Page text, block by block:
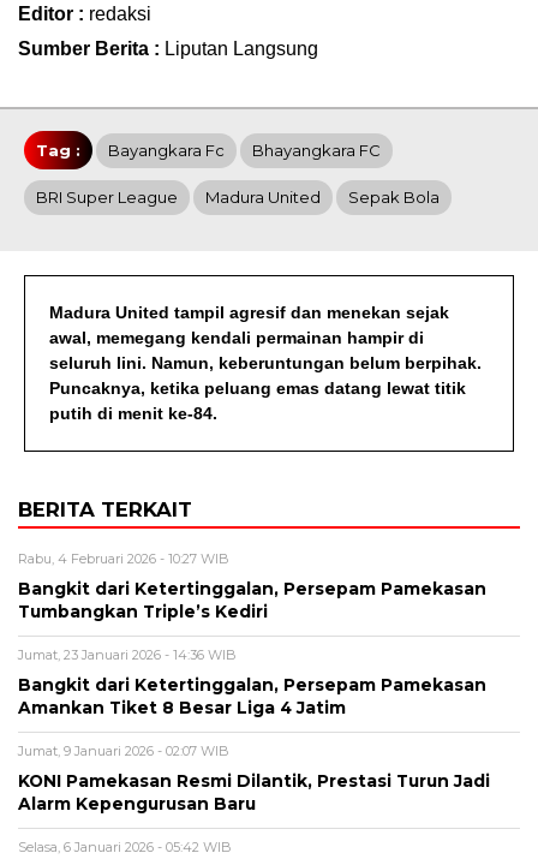
Editor : redaksi
Sumber Berita : Liputan Langsung
Tag : Bayangkara Fc Bhayangkara FC
BRI Super League Madura United Sepak Bola
Madura United tampil agresif dan menekan sejak
awal, memegang kendali permainan hampir di
seluruh lini. Namun, keberuntungan belum berpihak.
Puncaknya, ketika peluang emas datang lewat titik
putih di menit ke-84.
BERITA TERKAIT
Rabu, 4 Februari 2026 - 10:27 WIB
Bangkit dari Ketertinggalan, Persepam Pamekasan
Tumbangkan Triple’s Kediri
Jumat, 23 Januari 2026 - 14:36 WIB
Bangkit dari Ketertinggalan, Persepam Pamekasan
Amankan Tiket 8 Besar Liga 4 Jatim
Jumat, 9 Januari 2026 - 02:07 WIB
KONI Pamekasan Resmi Dilantik, Prestasi Turun Jadi
Alarm Kepengurusan Baru
Selasa, 6 Januari 2026 - 05:42 WIB